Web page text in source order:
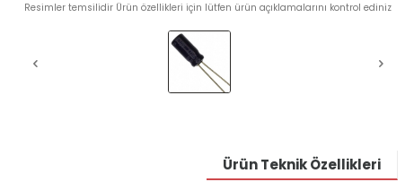
Resimler temsilidir Ürün özellikleri için lütfen ürün açıklamalarını kontrol ediniz
Ürün Teknik Özellikleri